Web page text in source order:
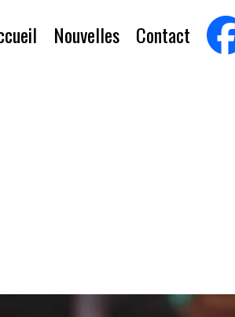
Nouvelles Contact